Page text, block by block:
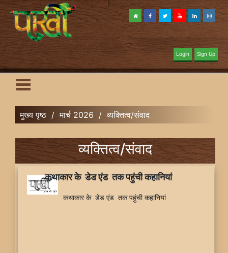
Login Sign Up
मुख्य पृष्ठ / मार्च 2026 / व्यक्तित्व/संवाद
व्यक्तित्व/संवाद
कथाकार के डेड एंड तक पहुंची कहानियां
कथाकार के डेड एंड तक पहुंची कहानियां